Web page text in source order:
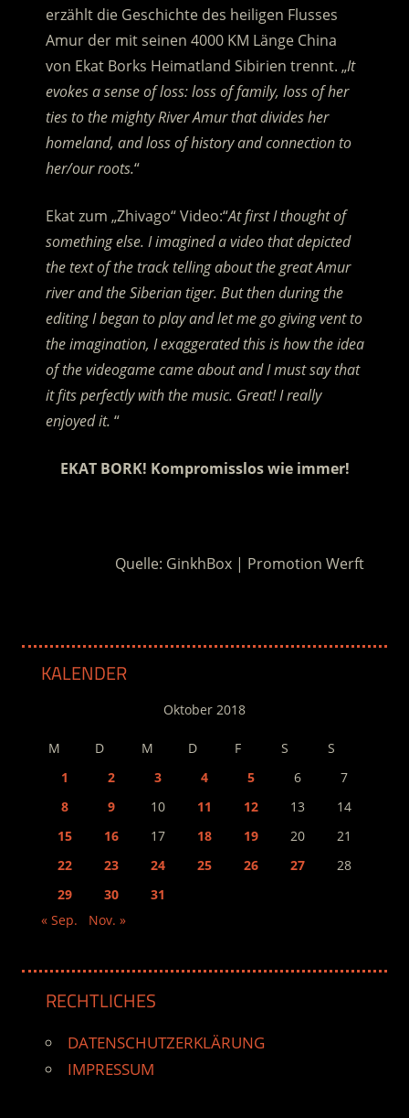
erzählt die Geschichte des heiligen Flusses
Amur der mit seinen 4000 KM Länge China
von Ekat Borks Heimatland Sibirien trennt. „It
evokes a sense of loss: loss of family, loss of her
ties to the mighty River Amur that divides her
homeland, and loss of history and connection to
her/our roots.“
Ekat zum „Zhivago“ Video:“At first I thought of
something else. I imagined a video that depicted
the text of the track telling about the great Amur
river and the Siberian tiger. But then during the
editing I began to play and let me go giving vent to
the imagination, I exaggerated this is how the idea
of the videogame came about and I must say that
it fits perfectly with the music. Great! I really
enjoyed it. “
EKAT BORK! Kompromisslos wie immer!
Quelle: GinkhBox | Promotion Werft
KALENDER
Oktober 2018
M D M D F S
S
1
2 3 4 5 6
7
8
9 10 11 12 13
14
15
16 17 18 19 20
21
22
23 24 25 26 27
28
29
30
31
« Sep.
Nov. »
RECHTLICHES
DATENSCHUTZERKLÄRUNG
IMPRESSUM